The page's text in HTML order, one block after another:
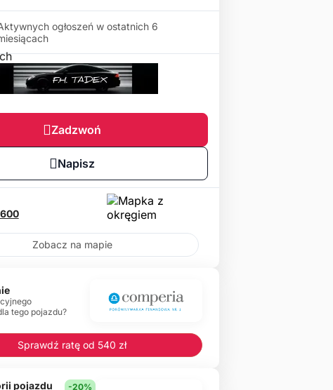
ogłoszeń w ostatnich 6
Zadzwoń
Napisz
Zobacz na mapie
tego pojazdu?
Sprawdź ratę od 540 zł
pojazdu
-20%